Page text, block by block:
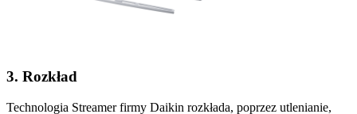
3. Rozkład
Technologia Streamer firmy Daikin rozkłada, poprzez utlenianie,